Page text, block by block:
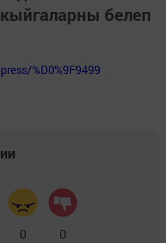
белеп
%D0%9F9499
0 0